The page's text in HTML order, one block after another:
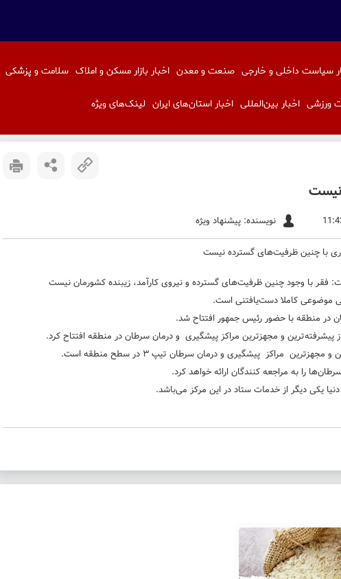
سیاست داخلی و خارجی صنعت و معدن اخبار بازار مسکن و املاک سلامت و پزشکی
ورزشی اخبار بین‌المللی اخبار استان‌های ایران لینک‌های ویژه
نیست
نویسنده: پیشنهاد ویژه
فقر با وجود چنین ظرفیت‌های گسترده‌ و نیروی کارآمد، زیبنده کشورمان نیست
موضوعی کاملا دست‌یافتنی است.
در منطقه با حضور رئیس جمهور افتتاح شد.
و مجهزترین مراکز پیشگیری و درمان سرطان در منطقه افتتاح کرد.
را به مراجعه کنندگان ارائه خواهد کرد.
یکی دیگر از خدمات ستاد در این مرکز می‌باشد.